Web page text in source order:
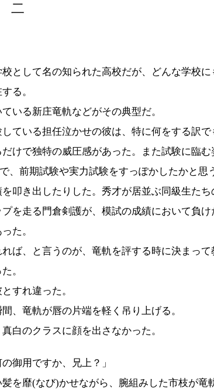
二
として名の知られた高校だが、どんな学校に
る。
いる新庄竜軌などがその典型だ。
ている担任泣かせの彼は、特に何をする訳で
けで独特の威圧感があった。また試験に臨む
、前期試験や実力試験をすっぽかしたかと思
叩き出したりした。秀才が居並ぶ同級生たち
を走る門倉剣護が、模試の成績において負け
た。
ば、と言うのが、竜軌を評する時に決まって
。
すれ違った。
、竜軌が唇の片端を軽く吊り上げる。
白のクラスに顔を出さなかった。
用ですか、兄上？」
を靡(なび)かせながら、腕組みした市枝が竜